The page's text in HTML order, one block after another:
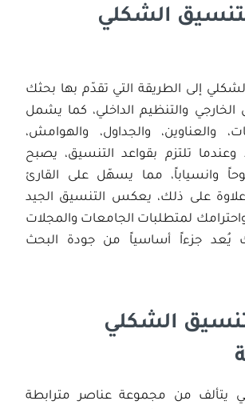
الشكلي
إلى الطريقة التي تقدّم بها بحثك
والتنظيم الداخلي، كما يشمل
والعناوين، والجداول، والهوامش،
وعندما تلتزم بقواعد التنسيق، يصبح
وانسياباً، مما يسهّل على القارئ
علاوة على ذلك، يعكس التنسيق الجيد
لمتطلبات الجامعات والمجلات
يُعد جزءاً أساسياً من جودة البحث
الشكلي
يتألف من مجموعة عناصر مترابطة